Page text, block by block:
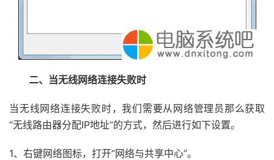
二、当无线网络连接失败时
当无线网络连接失败时，我们需要从网络管理员那么获取
“无线路由器分配IP地址”的方式，然后进行如下设置。
1、右键网络图标，打开“网络与共享中心”。